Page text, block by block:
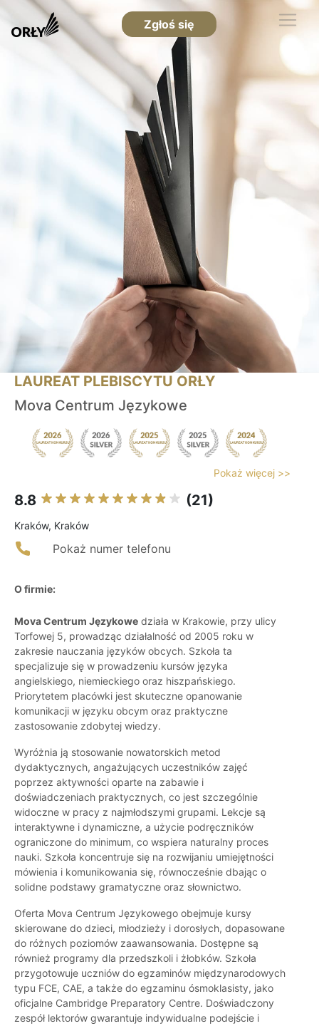
Zgłoś się
LAUREAT PLEBISCYTU ORŁY
Mova Centrum Językowe
Pokaż więcej >>
8.8 (21)
Kraków, Kraków
Pokaż numer telefonu
O firmie:
Mova Centrum Językowe działa w Krakowie, przy ulicy
Torfowej 5, prowadząc działalność od 2005 roku w
zakresie nauczania języków obcych. Szkoła ta
specjalizuje się w prowadzeniu kursów języka
angielskiego, niemieckiego oraz hiszpańskiego.
Priorytetem placówki jest skuteczne opanowanie
komunikacji w języku obcym oraz praktyczne
zastosowanie zdobytej wiedzy.
Wyróżnia ją stosowanie nowatorskich metod
dydaktycznych, angażujących uczestników zajęć
poprzez aktywności oparte na zabawie i
doświadczeniach praktycznych, co jest szczególnie
widoczne w pracy z najmłodszymi grupami. Lekcje są
interaktywne i dynamiczne, a użycie podręczników
ograniczone do minimum, co wspiera naturalny proces
nauki. Szkoła koncentruje się na rozwijaniu umiejętności
mówienia i komunikowania się, równocześnie dbając o
solidne podstawy gramatyczne oraz słownictwo.
Oferta Mova Centrum Językowego obejmuje kursy
skierowane do dzieci, młodzieży i dorosłych, dopasowane
do różnych poziomów zaawansowania. Dostępne są
również programy dla przedszkoli i żłobków. Szkoła
przygotowuje uczniów do egzaminów międzynarodowych
typu FCE, CAE, a także do egzaminu ósmoklasisty, jako
oficjalne Cambridge Preparatory Centre. Doświadczony
zespół lektorów gwarantuje indywidualne podejście i